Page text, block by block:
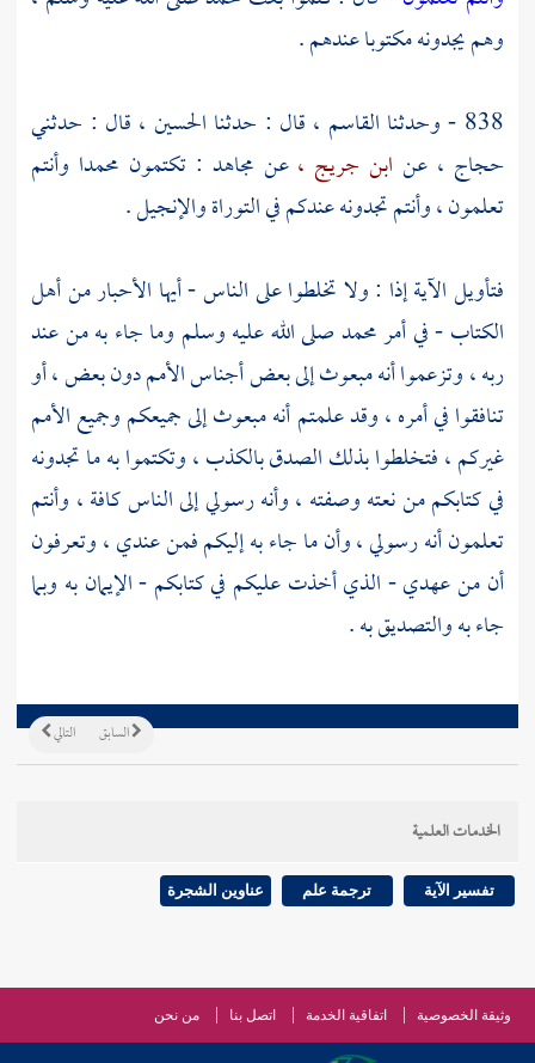
وهم يجدونه مكتوبا عندهم .
838 - وحدثنا
القاسم ، قال : حدثنا الحسين ، قال : حدثني
حجاج ، عن ابن جريج ،عن مجاهد : تكتمون محمدا وأنتم
تعلمون ، وأنتم تجدونه عندكم في التوراة والإنجيل .
فتأويل الآية إذا : ولا تخلطوا على الناس - أيها الأحبار من أهل
الكتاب - في أمرمحمدصلى الله عليه وسلم وما جاء به من عند
ربه ، وتزعموا أنه مبعوث إلى بعض أجناس الأمم دون بعض ، أو
تنافقوا في أمره ، وقد علمتم أنه مبعوث إلى جميعكم وجميع الأمم
غيركم ، فتخلطوا بذلك الصدق بالكذب ، وتكتموا به ما تجدونه
في كتابكم من نعته وصفته ، وأنه رسولي إلى الناس كافة ، وأنتم
تعلمون أنه رسولي ، وأن ما جاء به إليكم فمن عندي ، وتعرفون
أن من عهدي - الذي أخذت عليكم في كتابكم - الإيمان به وبما
جاء به والتصديق به .
التالي السابق
الخدمات العلمية
تفسير الآية ترجمة علم عناوين الشجرة
وثيقة الخصوصية اتفاقية الخدمة اتصل بنا من نحن